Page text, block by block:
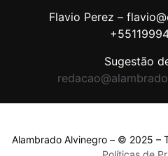
Flavio Perez –
Sugestão
Alambrado Alvinegro – © 2025 –